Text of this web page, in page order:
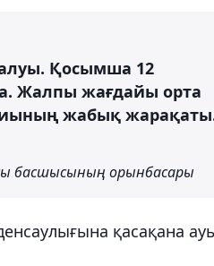
Қосымша 12
Жалпы жағдайы орта
жабық
басшысының орынбасары
қасақана